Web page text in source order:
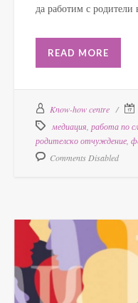
да работим с
READ MORE
Know-how centre
медиация работа по
родителско отчуждение
Comments Disabled